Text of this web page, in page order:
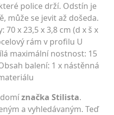
police drží. Odstín je
může se jevit až došeda.
x 23,5 x 3,8 cm (d x š x
rám v profilu U
maximální nostnost: 15
balení: 1 x nástěnná
značka Stilista.
a vyhledávaným. Teď